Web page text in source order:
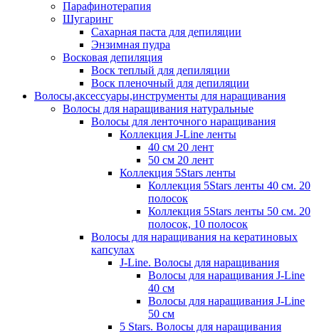
Парафинотерапия
Шугаринг
Сахарная паста для депиляции
Энзимная пудра
Восковая депиляция
Воск теплый для депиляции
Воск пленочный для депиляции
Волосы,аксессуары,инструменты для наращивания
Волосы для наращивания натуральные
Волосы для ленточного наращивания
Коллекция J-Line ленты
40 см 20 лент
50 см 20 лент
Коллекция 5Stars ленты
Коллекция 5Stars ленты 40 см. 20
полосок
Коллекция 5Stars ленты 50 см. 20
полосок, 10 полосок
Волосы для наращивания на кератиновых
капсулах
J-Line. Волосы для наращивания
Волосы для наращивания J-Line
40 см
Волосы для наращивания J-Line
50 см
5 Stars. Волосы для наращивания